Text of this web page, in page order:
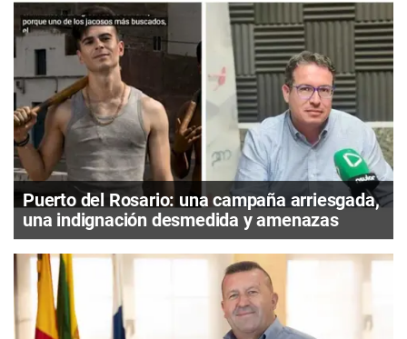
Puerto del Rosario: una campaña arriesgada,
una indignación desmedida y amenazas